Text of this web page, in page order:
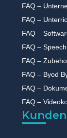
FAQ –
FAQ –
FAQ –
FAQ –
FAQ –
FAQ – Byod
FAQ –
FAQ –